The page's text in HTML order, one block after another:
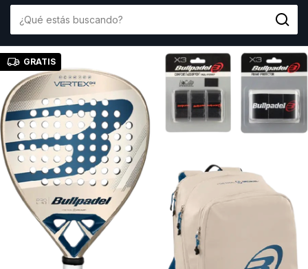
GRATIS